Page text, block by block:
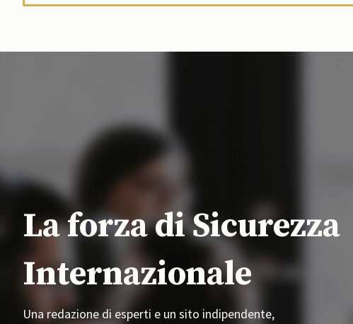
La forza di Sicurezza
Internazionale
Una redazione di esperti e un sito indipendente,